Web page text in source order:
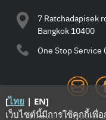
7 Ratchadapisek
Bangkok 10400
One Stop Service
Promotion Happening
[ไทย | EN]
เว็บไซต์นี้มีการใช้คุกกี้เพื่